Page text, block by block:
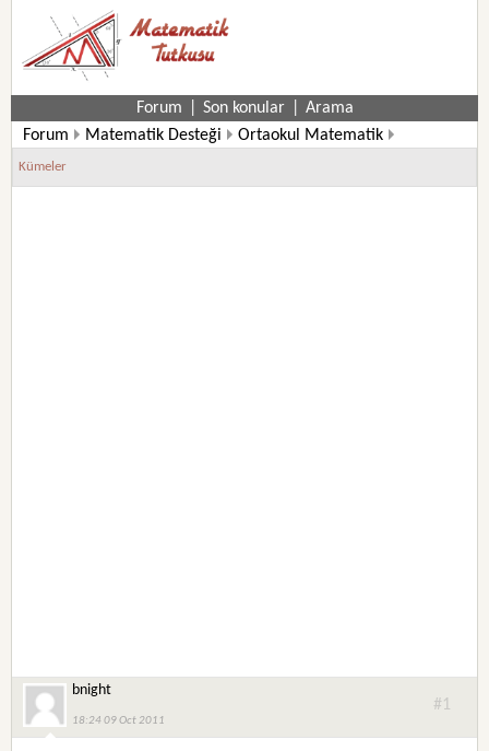
Forum Son konular
Arama
Forum
Matematik Desteği
Ortaokul Matematik
6. Sınıf Matematik Soruları
Kümeler
bnight
18:24 09 Oct 2011
#1